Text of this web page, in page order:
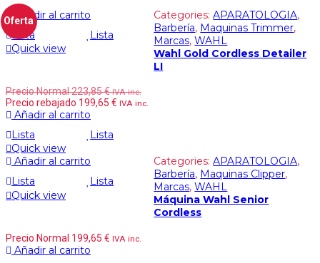
OfertaAñadir al carrito
Lista
Lista
Quick view
Categories:APARATOLOGIA,
Barbería, Maquinas Trimmer,
Marcas,WAHL
Wahl Gold Cordless Detailer
LI
Precio Normal223,85€ IVA inc.
Precio rebajado 199,65 € IVA inc.
Añadir al carrito
Lista
Lista
Quick view
Añadir al carrito
Lista
Lista
Quick view
Categories:APARATOLOGIA,
Barbería, Maquinas Clipper,
Marcas,WAHL
Máquina Wahl Senior
Cordless
Precio Normal 199,65 € IVA inc.
Añadir al carrito